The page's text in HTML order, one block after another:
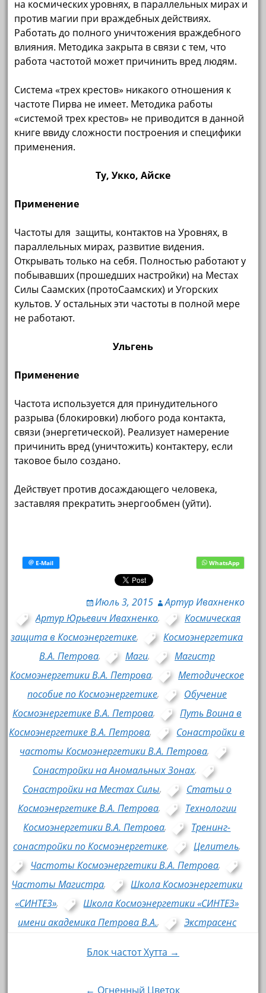
на космических уровнях, в параллельных мирах и
против магии при враждебных действиях.
Работать до полного уничтожения враждебного
влияния. Методика закрыта в связи с тем, что
работа частотой может причинить вред людям.
Система «трех крестов» никакого отношения к
частоте Пирва не имеет. Методика работы
«системой трех крестов» не приводится в данной
книге ввиду сложности построения и специфики
применения.
Ту, Укко, Айске
Применение
Частоты для защиты, контактов на Уровнях, в
параллельных мирах, развитие видения.
Открывать только на себя. Полностью работают у
побывавших (прошедших настройки) на Местах
Силы Саамских (протоСаамских) и Угорских
культов. У остальных эти частоты в полной мере
не работают.
Ульгень
Применение
Частота используется для принудительного
разрыва (блокировки) любого рода контакта,
связи (энергетической). Реализует намерение
причинить вред (уничтожить) контактеру, если
таковое было создано.
Действует против досаждающего человека,
заставляя прекратить энергообмен (уйти).
Июль 3, 2015
Артур Ивахненко
Артур Юрьевич Ивахненко,
Космическая
защита в Космоэнергетике,
Космоэнергетика
В.А. Петрова, Маги,
Магистр
Космоэнергетики В.А. Петрова,
Методическое
пособие по Космоэнергетике,
Обучение
Космоэнергетике В.А. Петрова,
Путь Воина в
Космоэнергетике В.А. Петрова,
Сонастройки в
частоты Космоэнергетики В.А. Петрова,
Сонастройки на Аномальных Зонах,
Сонастройки на Местах Силы,
Статьи о
Космоэнергетике В.А. Петрова,
Технологии
Космоэнергетики В.А. Петрова,
Тренинг-
сонастройки по Космоэнергетике, Целитель,
Частоты Космоэнергетики В.А. Петрова,
Частоты Магистра,
Школа Космоэнергетики
«СИНТЕЗ»,
Школа Космоэнергетики «СИНТЕЗ»
имени академика Петрова В.А., Экстрасенс
Навигация по записям
Блок частот Хутта →
← Огненный Цветок